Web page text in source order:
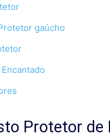
gaúcho
Protetor de